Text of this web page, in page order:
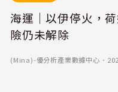
海運｜以伊停火，
險仍未解除
(Mina)-優分析產業數據中心 ．